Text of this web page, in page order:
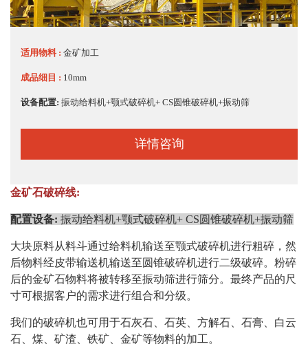
适用物料 : 金矿加工
成品细目 : 10mm
设备配置: 振动给料机+颚式破碎机+ CS圆锥破碎机+振动筛
详情咨询
金矿石破碎线:
配置设备: 振动给料机+颚式破碎机+ CS圆锥破碎机+振动筛
大块原料从料斗通过给料机输送至颚式破碎机进行粗碎，然
后物料经皮带输送机输送至圆锥破碎机进行二级破碎。粉碎
后的金矿石物料将被转移至振动筛进行筛分。最终产品的尺
寸可根据客户的需求进行组合和分级。
我们的破碎机也可用于石灰石、石英、方解石、石膏、白云
石、煤、矿渣、铁矿、金矿等物料的加工。